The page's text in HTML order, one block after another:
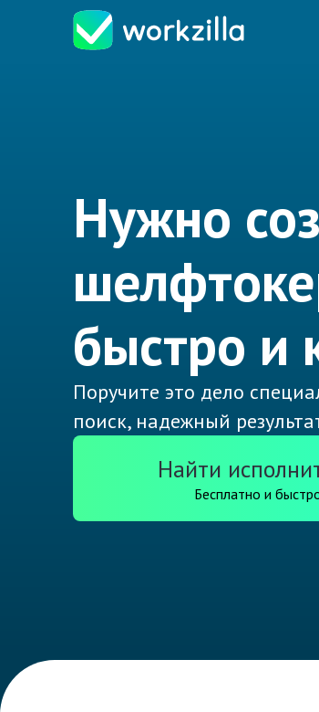
Нужно
быстро и
Поручите это дело
поиск, надежный
Найти
Бесплатно и